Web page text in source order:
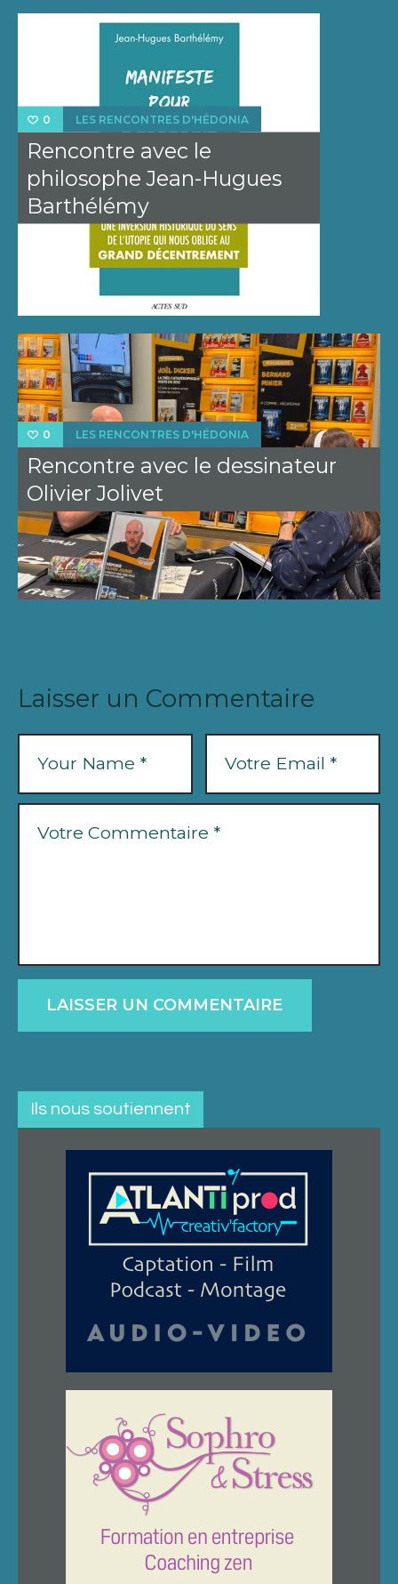
0 LES RENCONTRES D'HÉDONIA
Rencontre avec le
philosophe Jean-Hugues
Barthélémy
0 LES RENCONTRES D'HÉDONIA
Rencontre avec le dessinateur
Olivier Jolivet
Laisser un Commentaire
Ils nous soutiennent